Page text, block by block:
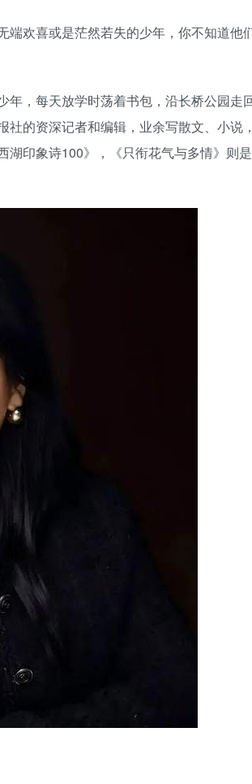
端欢喜或是茫然若失的少年，你不知道他
年，每天放学时荡着书包，沿长桥公园走
社的资深记者和编辑，业余写散文、小说
印象诗100》，《只衔花气与多情》则是